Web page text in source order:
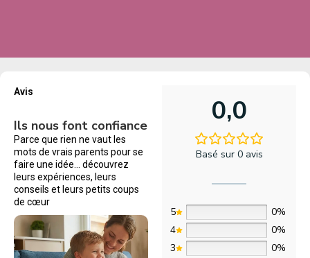
Avis
Ils nous font confiance
Parce que rien ne vaut les
mots de vrais parents pour se
faire une idée… découvrez
leurs expériences, leurs
conseils et leurs petits coups
de cœur
0,0
Basé sur 0 avis
5
0%
4
0%
3
0%